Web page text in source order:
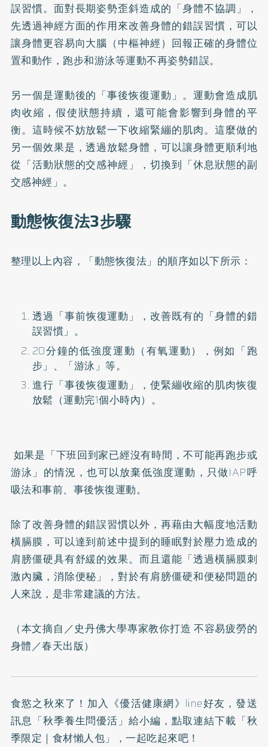
誤習慣。面對長期姿勢歪斜造成的「身體不協調」，
先透過神經方面的作用來改善身體的錯誤習慣，可以
讓身體更容易向大腦（中樞神經）回報正確的身體位
置和動作，跑步和游泳等運動不再姿勢錯誤。
另一個是運動後的「事後恢復運動」。運動會造成肌
肉收縮，假使狀態持續，還可能會影響到身體的平
衡。這時候不妨放鬆一下收縮緊繃的肌肉。這麼做的
另一個效果是，透過放鬆身體，可以讓身體更順利地
從「活動狀態的交感神經」，切換到「休息狀態的副
交感神經」。
動態恢復法3步驟
整理以上內容，「動態恢復法」的順序如以下所示：
透過「事前恢復運動」，改善既有的「身體的錯
誤習慣」。
20分鐘的低強度運動（有氧運動），例如「跑
步」、「游泳」等。
進行「事後恢復運動」，使緊繃收縮的肌肉恢復
放鬆（運動完1個小時內）。
如果是「下班回到家已經沒有時間，不可能再跑步或
游泳」的情況，也可以放棄低強度運動，只做IAP呼
吸法和事前、事後恢復運動。
除了改善身體的錯誤習慣以外，再藉由大幅度地活動
橫膈膜，可以達到前述中提到的睡眠對於壓力造成的
肩膀僵硬具有舒緩的效果。而且還能「透過橫膈膜刺
激內臟，消除便秘」，對於有肩膀僵硬和便秘問題的
人來說，是非常建議的方法。
（本文摘自／史丹佛大學專家教你打造 不容易疲勞的
身體／春天出版）
食慾之秋來了！加入 《優活健康網》line好友 ，發送
訊息「秋季養生問優活」給小編，點取連結下載「秋
季限定｜食材懶人包」，一起吃起來吧！